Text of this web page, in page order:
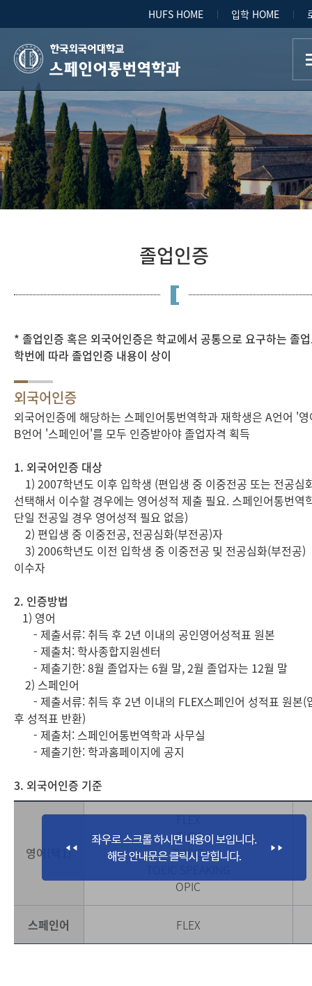
HUFS HOME 입학 HOME
스페인어통번역학과
졸업인증
* 졸업인증 혹은 외국어인증은 학교에서 공통으로 요구하는 졸
학번에 따라 졸업인증 내용이 상이
외국어인증
외국어인증에 해당하는 스페인어통번역학과 재학생은 A언어 '
B언어 '스페인어'를 모두 인증받아야 졸업자격 획득
1. 외국어인증 대상
1) 2007학년도 이후 입학생 (편입생 중 이중전공 또는 전공심
선택해서 이수할 경우에는 영어성적 제출 필요. 스페인어통번역
단일 전공일 경우 영어성적 필요 없음)
2) 편입생 중 이중전공, 전공심화(부전공)자
3) 2006학년도 이전 입학생 중 이중전공 및 전공심화(부전공)
이수자
2. 인증방법
1) 영어
- 제출서류: 취득 후 2년 이내의 공인영어성적표 원본
- 제출처: 학사종합지원센터
- 제출기한: 8월 졸업자는 6월 말, 2월 졸업자는 12월 말
2) 스페인어
- 제출서류: 취득 후 2년 이내의 FLEX스페인어 성적표 원본(
후 성적표 반환)
- 제출처: 스페인어통번역학과 사무실
- 제출기한: 학과홈페이지에 공지
3. 외국어인증 기준
영어(택1)
FLEX
FLEX
TOEIC
OPIC
스페인어 FLEX